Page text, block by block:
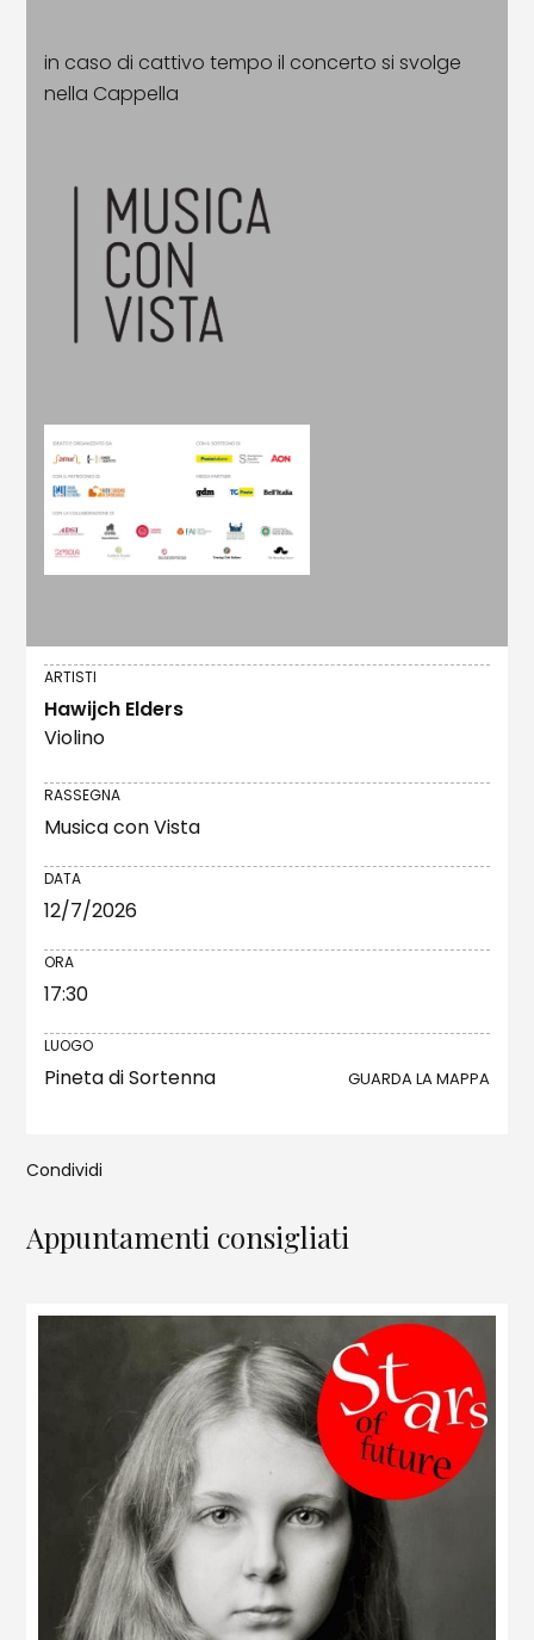
in caso di cattivo tempo il concerto si svolge
nella Cappella
ARTISTI
Hawijch Elders
Violino
RASSEGNA
Musica con Vista
DATA
12/7/2026
ORA
17:30
LUOGO
Pineta di Sortenna GUARDA LA MAPPA
Appuntamenti consigliati
Condividi